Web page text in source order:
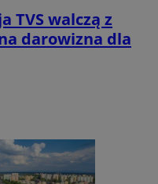
TVS walczą z
darowizna dla